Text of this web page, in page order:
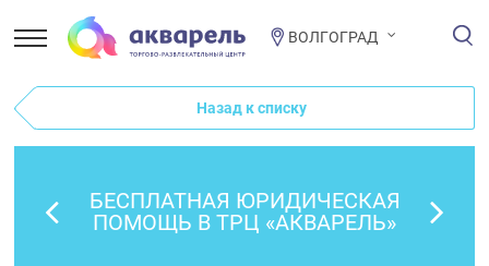
ВОЛГОГРАД
Назад к списку
БЕСПЛАТНАЯ ЮРИДИЧЕСКАЯ
ПОМОЩЬ В ТРЦ «АКВАРЕЛЬ»